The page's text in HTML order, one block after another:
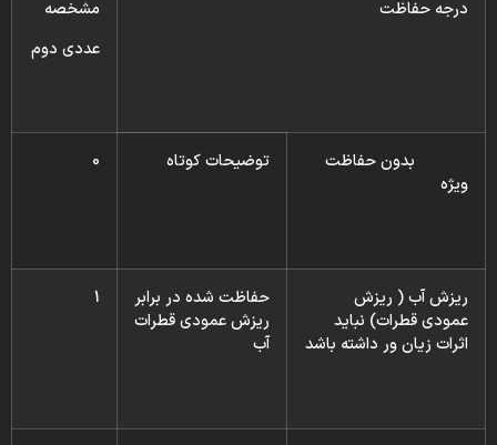
درجه حفاظت
مشخصه
عددى دوم
بدون حفاظت
ويژه
توضيحات كوتاه 0
ریزش آب ( ریزش
عمودی قطرات) نباید
اثرات زیان ور داشته باشد
حفاظت شده در برابر
ریزش عمودی قطرات
آب
1